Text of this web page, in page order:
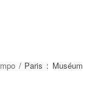
/ Paris : Muséum